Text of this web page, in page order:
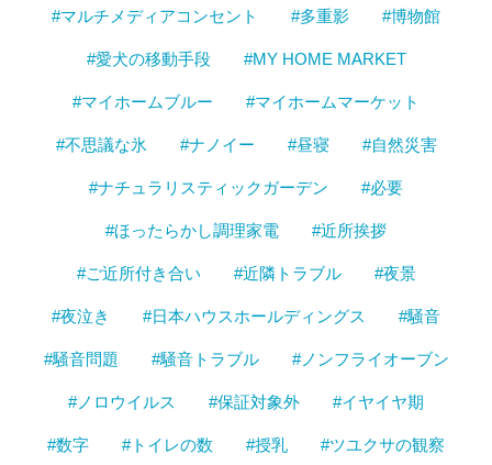
#マルチメディアコンセント #多重影 #博物館
#愛犬の移動手段 #MY HOME MARKET
#マイホームブルー #マイホームマーケット
#不思議な氷 #ナノイー #昼寝 #自然災害
#ナチュラリスティックガーデン #必要
#ほったらかし調理家電 #近所挨拶
#ご近所付き合い #近隣トラブル #夜景
#夜泣き #日本ハウスホールディングス #騒音
#騒音問題 #騒音トラブル #ノンフライオーブン
#ノロウイルス #保証対象外 #イヤイヤ期
#数字 #トイレの数 #授乳 #ツユクサの観察